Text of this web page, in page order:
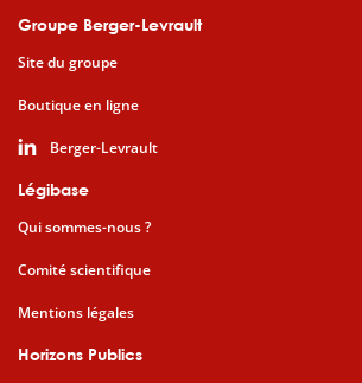
Groupe Berger-Levrault
Site du groupe
Boutique en ligne
Berger-Levrault
Légibase
Qui sommes-nous ?
Comité scientifique
Mentions légales
Horizons Publics